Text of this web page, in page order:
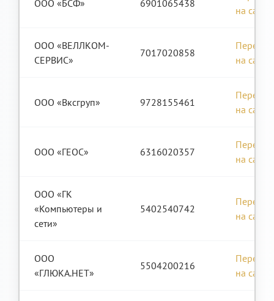
ООО «БСФ» 6901065438
на сайт
ООО «ВЕЛЛКОМ-
СЕРВИС»
7017020858
Перейти
на сайт
ООО «Вксгруп» 9728155461
Перейти
на сайт
ООО «ГЕОС» 6316020357
Перейти
на сайт
ООО «ГК
«Компьютеры и
сети»
5402540742
Перейти
на сайт
ООО
«ГЛЮКА.НЕТ»
5504200216
Перейти
на сайт